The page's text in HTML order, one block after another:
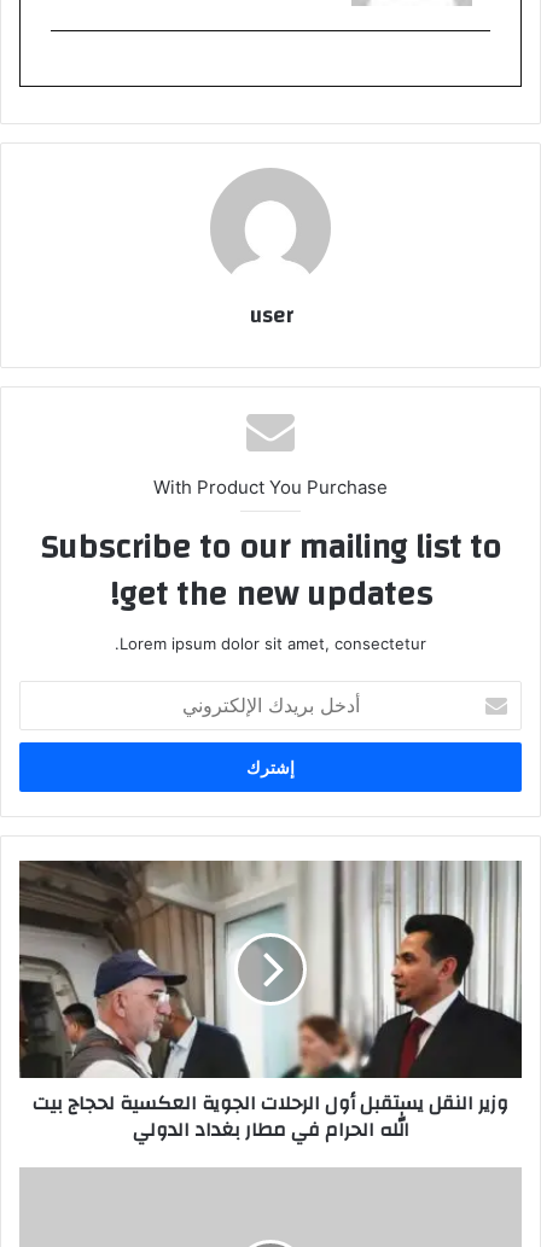
user
With Product You Purchase
Subscribe to our mailing list to
get the new updates!
Lorem ipsum dolor sit amet, consectetur.
بريدك
الإلكتروني
يستقبل
الجوية
العكسية
بيت
اللهوزير النقل يستقبل أول الرحلات الجوية العكسية لحجاج بيت
الله الحرام في مطار بغداد الدولي